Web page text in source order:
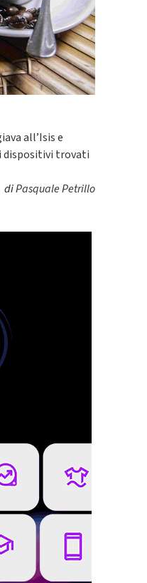
all’Isis e
dispositivi trovati
diPasquale Petrillo